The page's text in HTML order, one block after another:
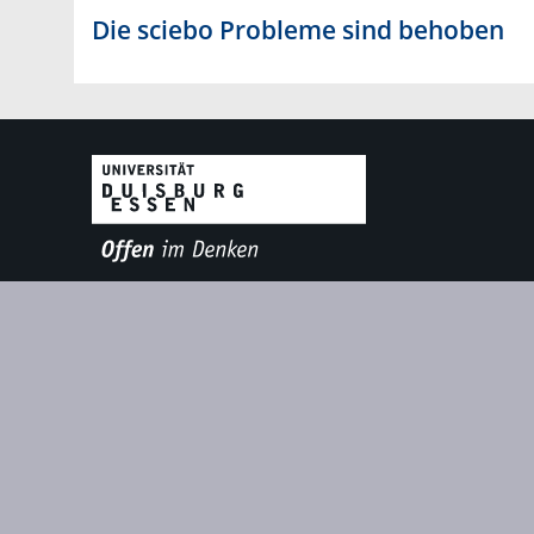
Die sciebo Probleme sind behoben